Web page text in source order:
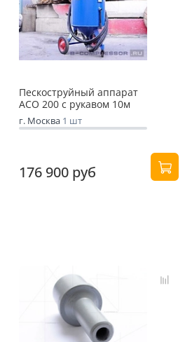
Пескоструйный аппарат
АСО 200 с рукавом 10м
г. Москва 1 шт
176 900 руб